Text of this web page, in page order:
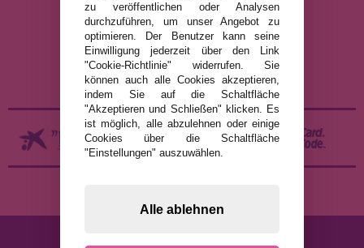
DATENSCHUTZRICHTLINIE
COOKIE-RICHTLINIE
VERSAND UND RÜCKGABE
RÜCKGABE / WIDERRUF
zu veröffentlichen oder Analysen
durchzuführen, um unser Angebot zu
optimieren. Der Benutzer kann seine
Einwilligung jederzeit über den Link
"Cookie-Richtlinie" widerrufen. Sie
können auch alle Cookies akzeptieren,
indem Sie auf die Schaltfläche
"Akzeptieren und Schließen" klicken. Es
ist möglich, alle abzulehnen oder einige
Cookies über die Schaltfläche
"Einstellungen" auszuwählen.
Alle ablehnen